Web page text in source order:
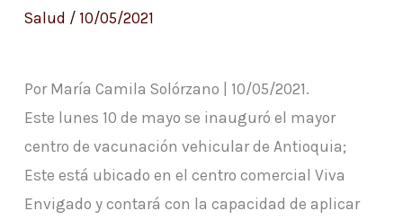
Salud / 10/05/2021
Por María Camila Solórzano | 10/05/2021.
Este lunes 10 de mayo se inauguró el mayor
centro de vacunación vehicular de Antioquia;
Este está ubicado en el centro comercial Viva
Envigado y contará con la capacidad de aplicar